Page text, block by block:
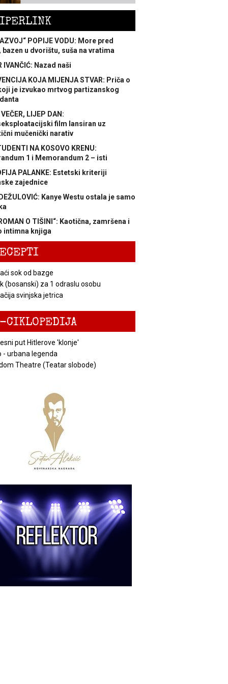
POPIJE VODU: More pred
bazen u dvorištu, suša na vratima
IVANČIĆ: Nazad naši
KOJA MIJENJA STVAR: Priča o
je izvukao mrtvog partizanskog
LIJEP DAN:
film lansiran uz
mučenički narativ
NA KOSOVO KRENU:
1 i Memorandum 2 – isti
PALANKE: Estetski kriteriji
zajednice
Kanye Westu ostala je samo
O TIŠINI“: Kaotična, zamršena i
intimna knjiga
sok od bazge
(bosanski) za 1 odraslu osobu
svinjska jetrica
CIKLOPEDIJA
put Hitlerove 'klonje'
- urbana legenda
Theatre (Teatar slobode)